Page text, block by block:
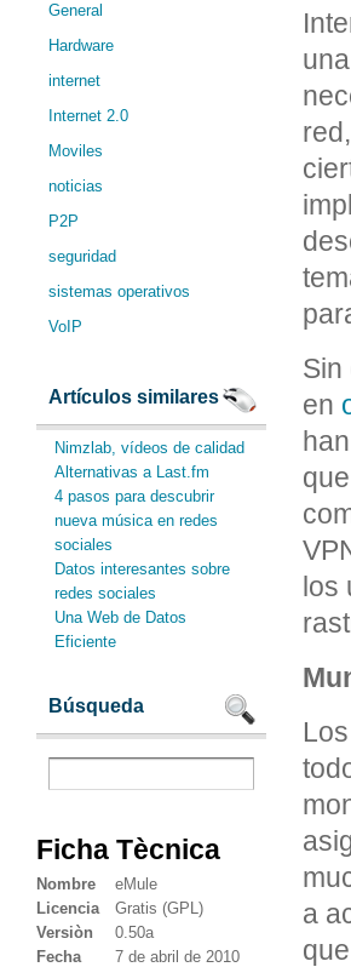
General
Hardware
internet
Internet 2.0
Moviles
noticias
P2P
seguridad
sistemas operativos
VoIP
Artículos similares
Nimzlab, vídeos de calidad
Alternativas a Last.fm
4 pasos para descubrir
nueva música en redes
sociales
Datos interesantes sobre
redes sociales
Una Web de Datos
Eficiente
Búsqueda
Ficha Tècnica
Nombre
eMule
Licencia
Gratis (GPL)
Versiòn
0.50a
Fecha
7 de abril de 2010
Sin
en
los
a